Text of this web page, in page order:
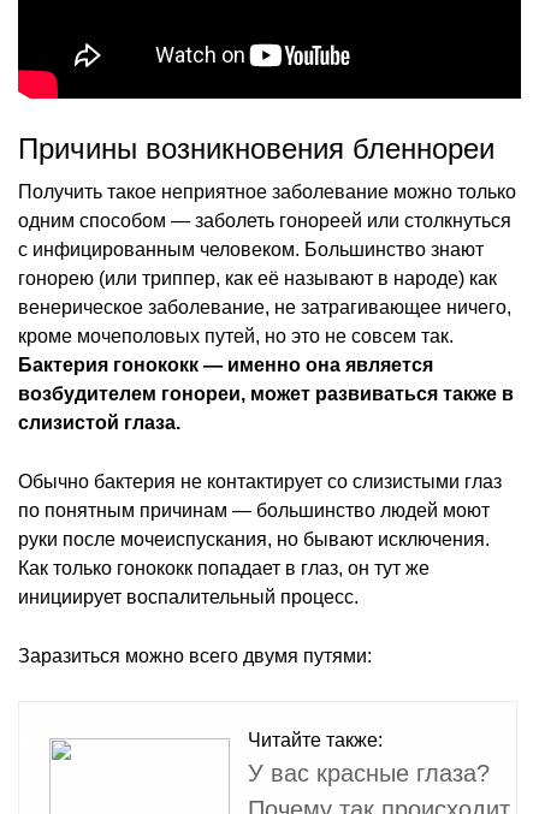
Причины возникновения бленнореи
Получить такое неприятное заболевание можно только
одним способом — заболеть гонореей или столкнуться
с инфицированным человеком. Большинство знают
гонорею (или триппер, как её называют в народе) как
венерическое заболевание, не затрагивающее ничего,
кроме мочеполовых путей, но это не совсем так.
Бактерия гонококк — именно она является
возбудителем гонореи, может развиваться также в
слизистой глаза.
Обычно бактерия не контактирует со слизистыми глаз
по понятным причинам — большинство людей моют
руки после мочеиспускания, но бывают исключения.
Как только гонококк попадает в глаз, он тут же
инициирует воспалительный процесс.
Заразиться можно всего двумя путями:
Читайте также:
У вас красные глаза?